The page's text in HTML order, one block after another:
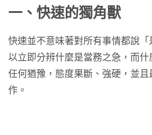
一、快速的獨角獸
快速並不意味著對所有事情都說
以立即分辨什麼是當務之急，而
任何猶豫，態度果斷、強硬，並
作。